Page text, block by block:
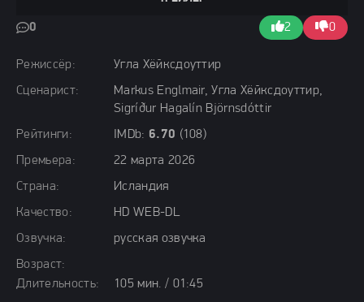
Режиссёр:
Угла Хёйксдоуттир
Сценарист:
Markus Englmair, Угла Хёйксдоуттир,
Sigríður Hagalín Björnsdóttir
Рейтинги:
IMDb: 6.70 (108)
Премьера:
22 марта 2026
Страна:
Исландия
Качество:
HD WEB-DL
Озвучка:
русская озвучка
Возраст:
Длительность:
105 мин. / 01:45
0 2 0